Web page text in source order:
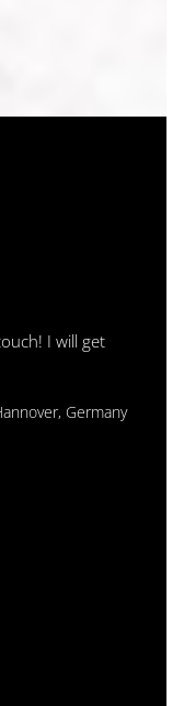
I will get
Germany